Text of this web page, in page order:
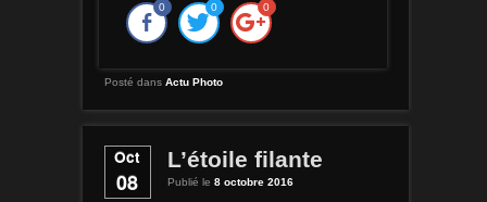
0 0 0
Posté dans Actu Photo
Oct
08
L’étoile filante
Publié le 8 octobre 2016